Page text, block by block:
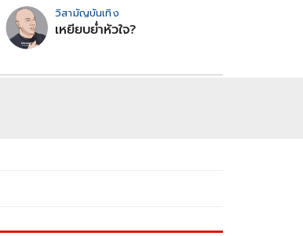
วิสามัญบันเทิง
เหยียบย่ำหัวใจ?